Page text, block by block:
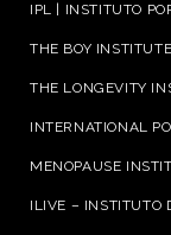
IPL | INSTITUTO
THE BOY INSTITUTE
THE LONGEVITY
INTERNATIONAL
MENOPAUSE
ILIVE – INSTITUTO